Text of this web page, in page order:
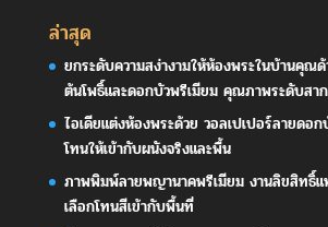
ล่าสุด
ยกระดับความสง่างามให้ห้องพระในบ้านคุณ
ต้นโพธิ์และดอกบัวพรีเมียม คุณภาพระดับสา
ไอเดียแต่งห้องพระด้วย วอลเปเปอร์ลายดอ
โทนให้เข้ากับผนังจริงและพื้น
ภาพพิมพ์ลายพญานาคพรีเมียม งานลิขสิทธิ์
เลือกโทนสีเข้ากับพื้นที่